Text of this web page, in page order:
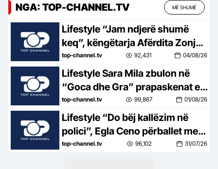
NGA: TOP-CHANNEL.TV MË SHUMË
Lifestyle “Jam ndjerë shumë
keq”, këngëtarja Afërdita Zonja:
Parashqevinë nuk e kam takuar
në Amerikë. Po të ishte në
Shqipëri…
top-channel.tv 92,431 04/08/26
Lifestyle Sara Mila zbulon në
“Goca dhe Gra” prapaskenat e
jetës së saj politike: Teatër jo i
bukur, nuk është aq tragjike sa
duket
top-channel.tv 99,867 01/08/26
Lifestyle “Do bëj kallëzim në
polici”, Egla Ceno përballet me
një situatë të vështirë rreziku:
top-channel.tv 96,102 31/07/26